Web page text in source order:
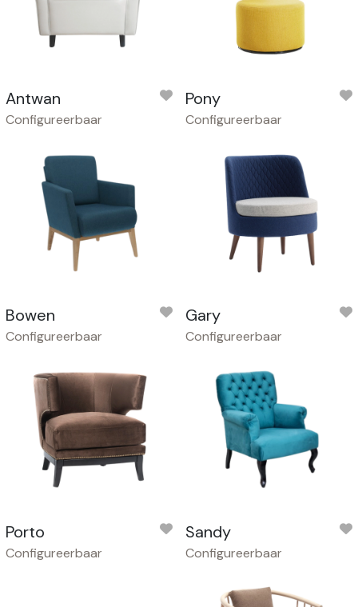
Antwan
Configureerbaar
Pony
Configureerbaar
Bowen
Configureerbaar
Gary
Configureerbaar
Porto
Configureerbaar
Sandy
Configureerbaar